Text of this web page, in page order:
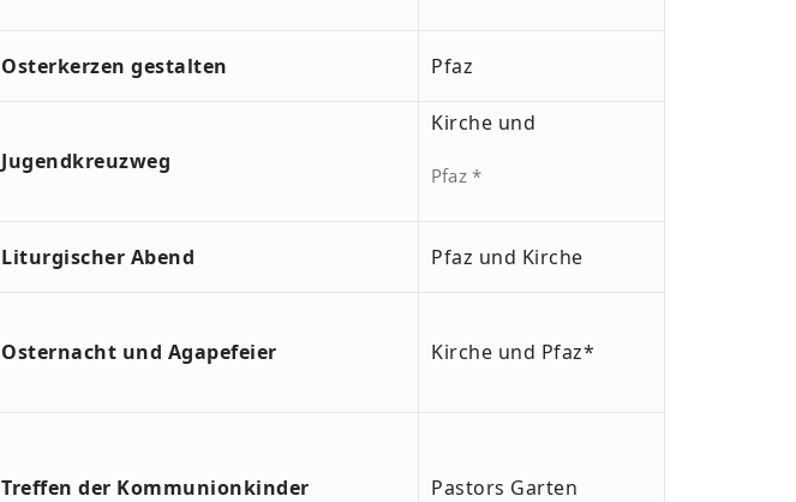
Osterkerzen gestalten Pfaz
Jugendkreuzweg
Kirche und
Pfaz *
Liturgischer Abend Pfaz und Kirche
Osternacht und Agapefeier Kirche und Pfaz*
Treffen der Kommunionkinder Pastors Garten